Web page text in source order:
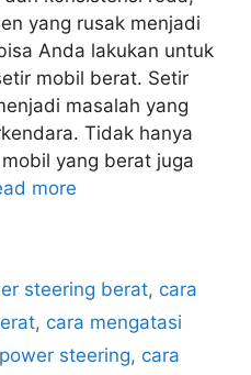
yang rusak menjadi
Anda lakukan untuk
mobil berat. Setir
masalah yang
Tidak hanya
yang berat juga
more
steering berat, cara
, cara mengatasi
steering, cara